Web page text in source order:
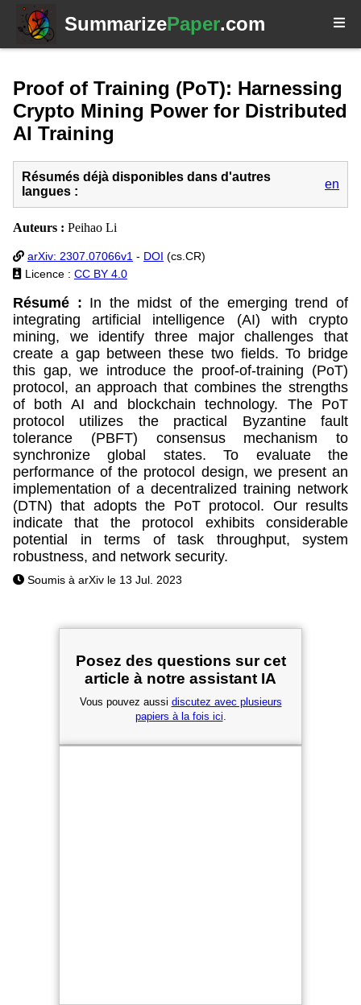
SummarizePaper.com
Proof of Training (PoT): Harnessing
Crypto Mining Power for Distributed
AI Training
Résumés déjà disponibles dans d'autres
langues :
en
Auteurs : Peihao Li
arXiv: 2307.07066v1 - DOI (cs.CR)
Licence : CC BY 4.0
Résumé : In the midst of the emerging trend of
integrating artificial intelligence (AI) with crypto
mining, we identify three major challenges that
create a gap between these two fields. To bridge
this gap, we introduce the proof-of-training (PoT)
protocol, an approach that combines the strengths
of both AI and blockchain technology. The PoT
protocol utilizes the practical Byzantine fault
tolerance (PBFT) consensus mechanism to
synchronize global states. To evaluate the
performance of the protocol design, we present an
implementation of a decentralized training network
(DTN) that adopts the PoT protocol. Our results
indicate that the protocol exhibits considerable
potential in terms of task throughput, system
robustness, and network security.
Soumis à arXiv le 13 Jul. 2023
Posez des questions sur cet
article à notre assistant IA
Vous pouvez aussi discutez avec plusieurs
papiers à la fois ici.